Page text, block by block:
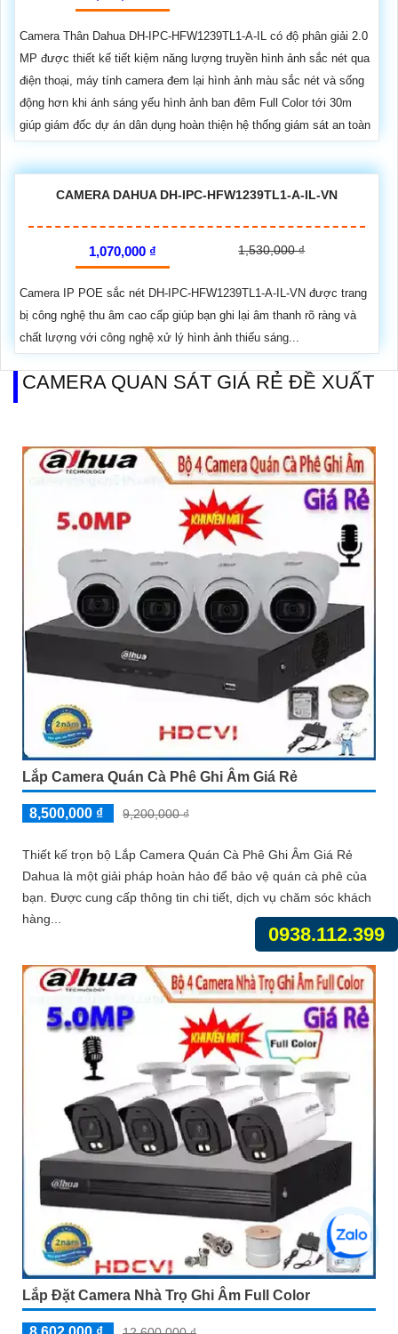
Camera Thân Dahua DH-IPC-HFW1239TL1-A-IL có độ phân giải 2.0
MP được thiết kế tiết kiệm năng lượng truyền hình ảnh sắc nét qua
điện thoại, máy tính camera đem lại hình ảnh màu sắc nét và sống
động hơn khi ánh sáng yếu hình ảnh ban đêm Full Color tới 30m
giúp giám đốc dự án dân dụng hoàn thiện hệ thống giám sát an toàn
CAMERA DAHUA DH-IPC-HFW1239TL1-A-IL-VN
1,070,000 ₫ 1,530,000 ₫
Camera IP POE sắc nét DH-IPC-HFW1239TL1-A-IL-VN được trang
bị công nghệ thu âm cao cấp giúp bạn ghi lại âm thanh rõ ràng và
chất lượng với công nghệ xử lý hình ảnh thiếu sáng...
CAMERA QUAN SÁT GIÁ RẺ ĐỀ XUẤT
Lắp Camera Quán Cà Phê Ghi Âm Giá Rẻ
8,500,000 ₫ 9,200,000 ₫
Thiết kế trọn bộ Lắp Camera Quán Cà Phê Ghi Âm Giá Rẻ
Dahua là một giải pháp hoàn hảo để bảo vệ quán cà phê của
bạn. Được cung cấp thông tin chi tiết, dịch vụ chăm sóc khách
hàng...
Lắp Đặt Camera Nhà Trọ Ghi Âm Full Color
0938.112.399